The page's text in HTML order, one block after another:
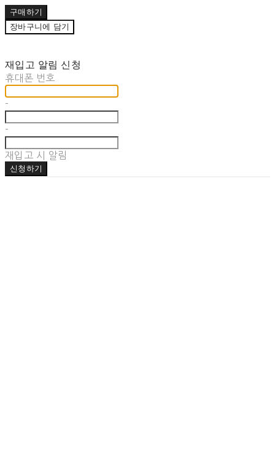
구매하기
장바구니에 담기
재입고 알림 신청
휴대폰 번호
-
-
재입고 시 알림
신청하기